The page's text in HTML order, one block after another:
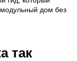
дом без
так